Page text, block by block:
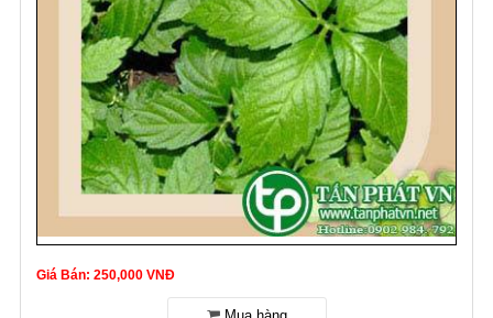
Giá Bán: 250,000 VNĐ